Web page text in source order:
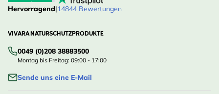
Hervorragend|14844 Bewertungen
VIVARA NATURSCHUTZPRODUKTE
0049 (0)208 38883500
Montag bis Freitag: 09:00 - 17:00
Sende uns eine E-Mail